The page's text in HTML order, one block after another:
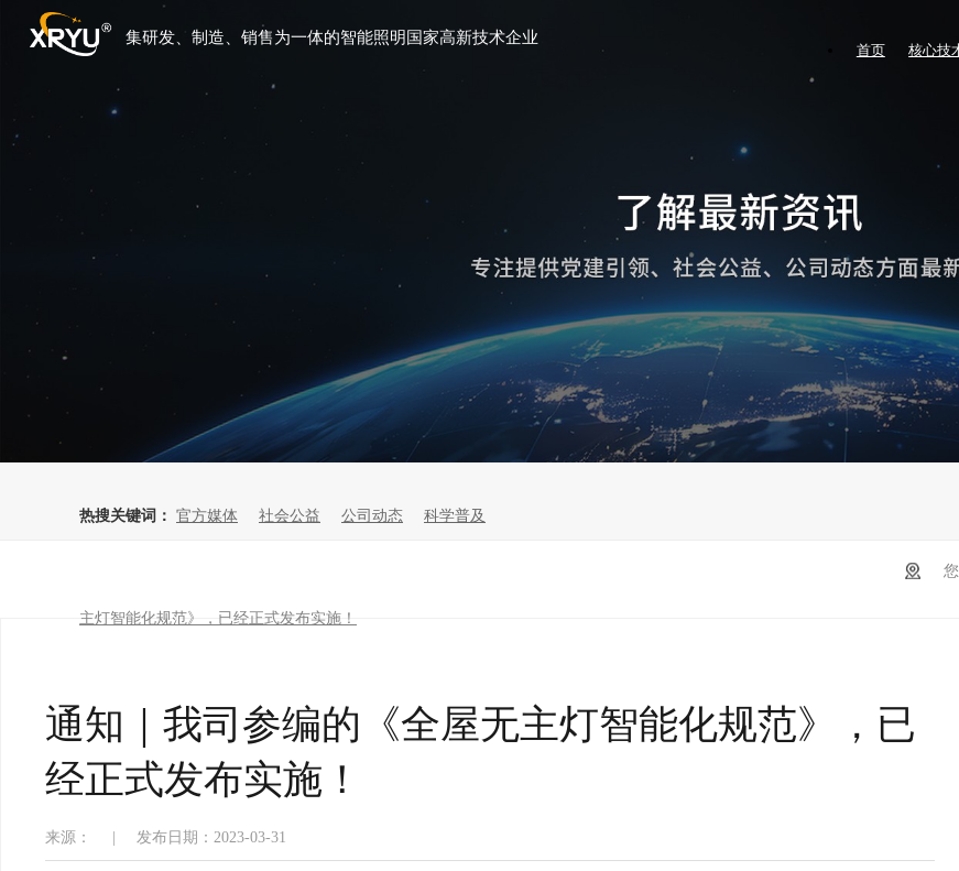
集研发、制造、销售为一体的智能照明国家高新技术企业
首页 核心技
热搜关键词： 官方媒体 社会公益 公司动态 科学普及
主灯智能化规范》，已经正式发布实施！
通知｜我司参编的《全屋无主灯智能化规范》，已
经正式发布实施！
来源： 发布日期：2023-03-31